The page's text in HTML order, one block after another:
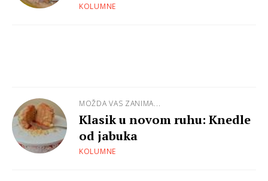
KOLUMNE
MOŽDA VAS ZANIMA...
Klasik u novom ruhu: Knedle
od jabuka
KOLUMNE